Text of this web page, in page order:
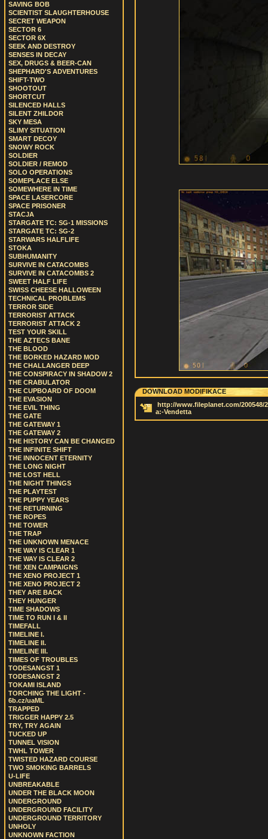
SAVING BOB
SCIENTIST SLAUGHTERHOUSE
SECRET WEAPON
SECTOR 6
SECTOR 6X
SEEK AND DESTROY
SENSES IN DECAY
SEX, DRUGS & BEER-CAN
SHEPHARD'S ADVENTURES
SHIFT-TWO
SHOOTOUT
SHORTCUT
SILENCED HALLS
SILENT ZHILDOR
SKY MESA
SLIMY SITUATION
SMART DECOY
SNOWY ROCK
SOLDIER
SOLDIER / REMOD
SOLO OPERATIONS
SOMEPLACE ELSE
SOMEWHERE IN TIME
SPACE LASERCORE
SPACE PRISONER
STACJA
STARGATE TC: SG-1 MISSIONS
STARGATE TC: SG-2
STARWARS HALFLIFE
STOKA
SUBHUMANITY
SURVIVE IN CATACOMBS
SURVIVE IN CATACOMBS 2
SWEET HALF LIFE
SWISS CHEESE HALLOWEEN
TECHNICAL PROBLEMS
TERROR SIDE
TERRORIST ATTACK
TERRORIST ATTACK 2
TEST YOUR SKILL
THE AZTECS BANE
THE BLOOD
THE BORKED HAZARD MOD
THE CHALLANGER DEEP
THE CONSPIRACY IN SHADOW 2
THE CRABULATOR
THE CUPBOARD OF DOOM
THE EVASION
THE EVIL THING
THE GATE
THE GATEWAY 1
THE GATEWAY 2
THE HISTORY CAN BE CHANGED
THE INFINITE SHIFT
THE INNOCENT ETERNITY
THE LONG NIGHT
THE LOST HELL
THE NIGHT THINGS
THE PLAYTEST
THE PUPPY YEARS
THE RETURNING
THE ROPES
THE TOWER
THE TRAP
THE UNKNOWN MENACE
THE WAY IS CLEAR 1
THE WAY IS CLEAR 2
THE XEN CAMPAIGNS
THE XENO PROJECT 1
THE XENO PROJECT 2
THEY ARE BACK
THEY HUNGER
TIME SHADOWS
TIME TO RUN I & II
TIMEFALL
TIMELINE I.
TIMELINE II.
TIMELINE III.
TIMES OF TROUBLES
TODESANGST 1
TODESANGST 2
TOKAMI ISLAND
TORCHING THE LIGHT -
6b.cz/uaML
TRAPPED
TRIGGER HAPPY 2.5
TRY, TRY AGAIN
TUCKED UP
TUNNEL VISION
TWHL TOWER
TWISTED HAZARD COURSE
TWO SMOKING BARRELS
U-LIFE
UNBREAKABLE
UNDER THE BLACK MOON
UNDERGROUND
UNDERGROUND FACILITY
UNDERGROUND TERRITORY
UNHOLY
UNKNOWN FACTION
DOWNLOAD MODIFIKACE
http://www.fileplanet.com/200548/
a:-Vendetta